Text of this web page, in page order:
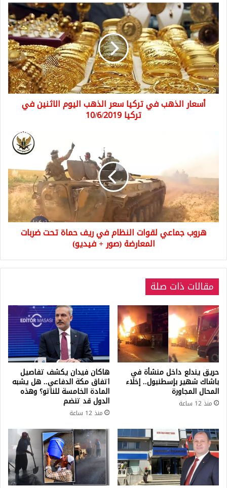
أسعار
الذهب
في
تركيا
سعر
الذهب
اليوم
الاثنين
في
أسعار الذهب في تركيا سعر الذهب اليوم الاثنين في
تركيا 10/6/2019
في
ريف
حماة
تحت
ضربات
المعارضة
فيديو)
هروب جماعي لقوات النظام في ريف حماة تحت ضربات
المعارضة (صور + فيديو)
مقالات ذات صلة
حريق يندلع داخل منشأة في
باشاك شهير بإسطنبول.. إخلاء
المحال المجاورة
منذ 12 ساعة
هاكان فيدان يكشف تفاصيل
اتفاق مكة الدفاعي.. هل يشبه
المادة الخامسة للناتو؟ وهذه
الدول قد تنضم
منذ 12 ساعة